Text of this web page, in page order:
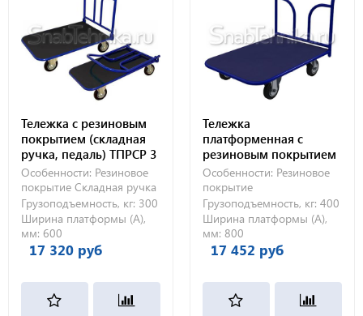
Тележка с резиновым
покрытием (складная
ручка, педаль) ТПРСР 3
МП (600х1000) 125-Ч
Особенности: Резиновое
покрытие Складная ручка
Грузоподъемность, кг: 300
Ширина платформы (А),
мм: 600
17 320 руб
Тележка
платформенная с
резиновым покрытием
ТПР 7 (800х1400) 160-Ч
Особенности: Резиновое
покрытие
Грузоподъемность, кг: 400
Ширина платформы (А),
мм: 800
17 452 руб